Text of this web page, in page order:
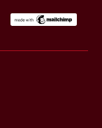
des opérateurs de
de l'année
Le rapport intitulé
2026 » précise